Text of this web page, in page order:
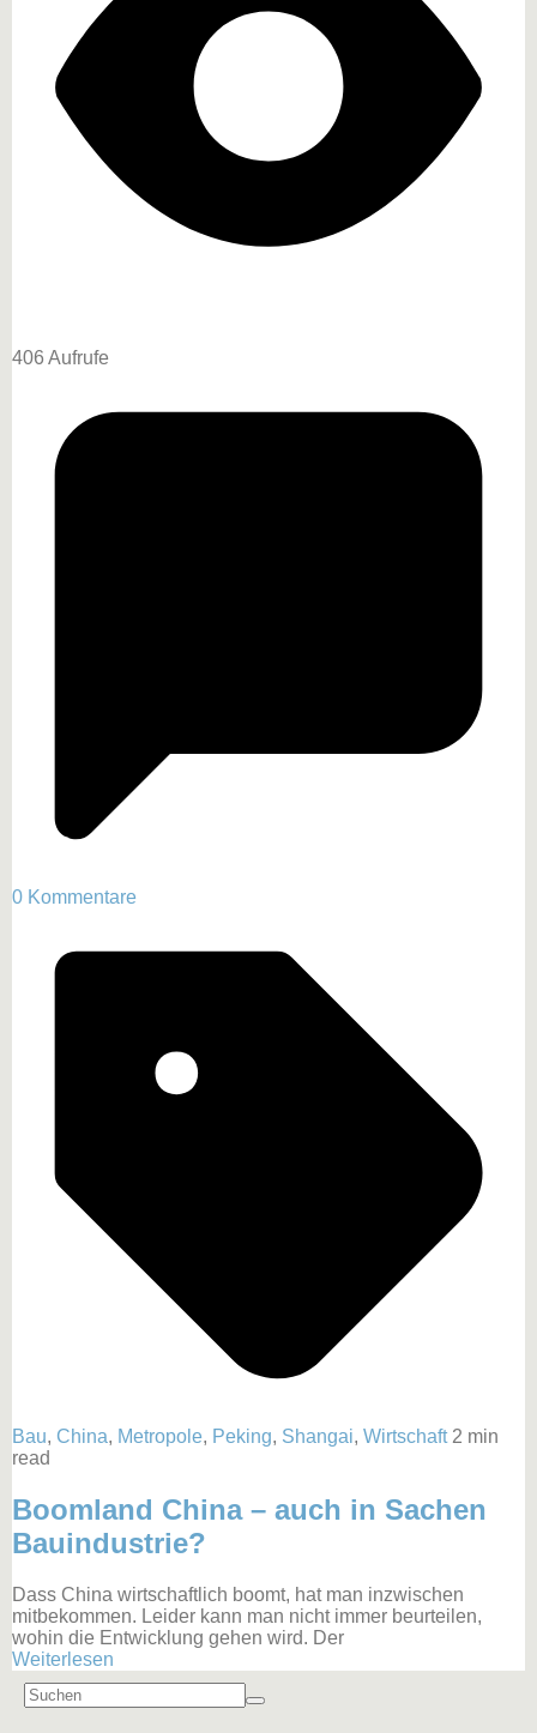
406 Aufrufe
0 Kommentare
Bau, China, Metropole, Peking, Shangai, Wirtschaft 2 min
read
Boomland China – auch in Sachen
Bauindustrie?
Dass China wirtschaftlich boomt, hat man inzwischen
mitbekommen. Leider kann man nicht immer beurteilen,
wohin die Entwicklung gehen wird. Der
Weiterlesen